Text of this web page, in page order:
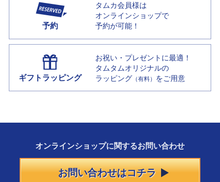
予約
タムカ会員様は
オンラインショップで
予約が可能！
ギフトラッピング
お祝い・プレゼントに最適！
タムタムオリジナルの
ラッピング （有料） をご用意
オンラインショップに関するお問い合わせ
お問い合わせはコチラ